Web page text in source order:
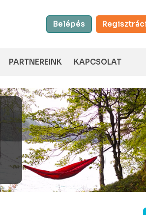
Belépés
PARTNEREINK KAPCSOLAT